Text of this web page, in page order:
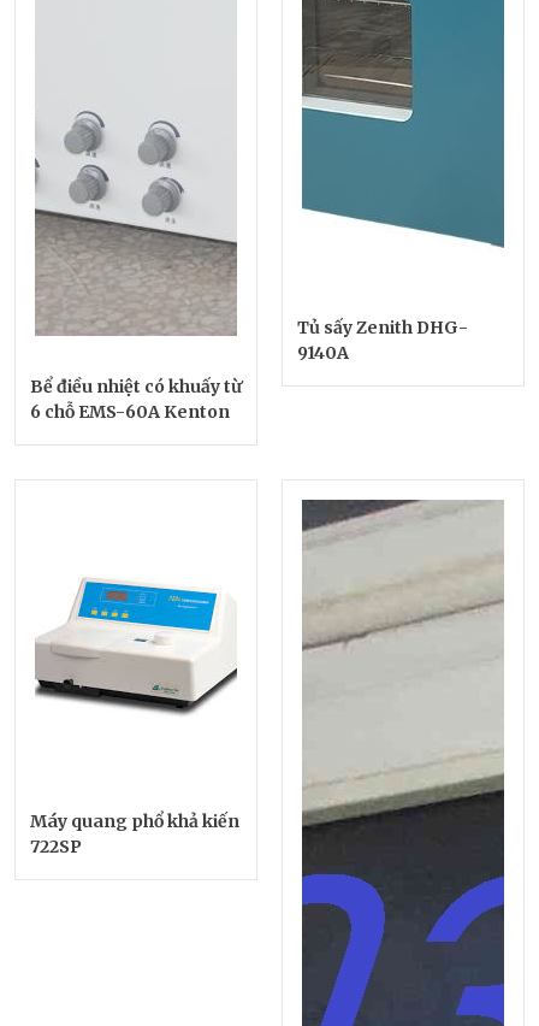
Bể điều nhiệt có khuấy từ
6 chỗ EMS-60A Kenton
Tủ sấy Zenith DHG-
9140A
Máy quang phổ khả kiến
722SP